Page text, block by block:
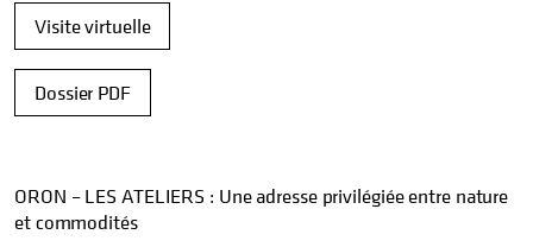
Visite virtuelle
Dossier PDF
ORON – LES ATELIERS : Une adresse privilégiée entre nature
et commodités